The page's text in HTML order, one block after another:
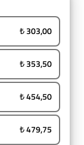
₺ 303,00
₺ 353,50
₺ 454,50
₺ 479,75